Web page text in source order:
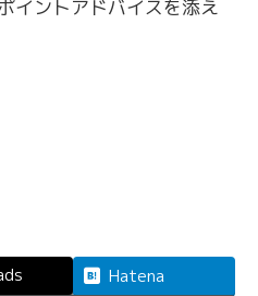
イントアドバイスを添え
Hatena